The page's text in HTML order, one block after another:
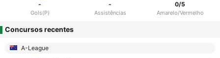
-
Gols(P)
-
Assistências
0/5
Amarelo/Vermelho
Concursos recentes
A-League